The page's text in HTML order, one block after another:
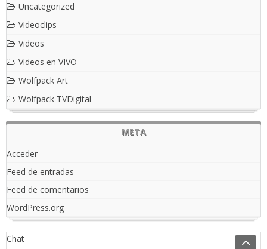
Uncategorized
Videoclips
Videos
Videos en VIVO
Wolfpack Art
Wolfpack TVDigital
META
Acceder
Feed de entradas
Feed de comentarios
WordPress.org
Chat